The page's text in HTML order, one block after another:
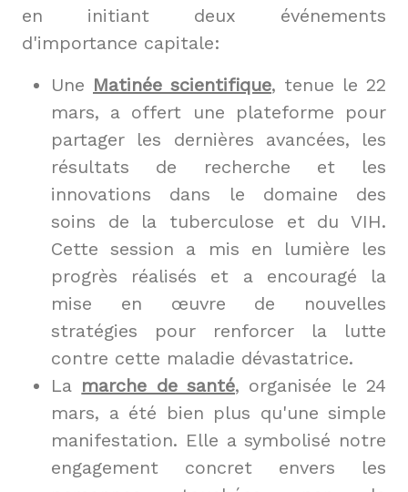
en initiant deux événements
d'importance capitale:
Une Matinée scientifique, tenue le 22
mars, a offert une plateforme pour
partager les dernières avancées, les
résultats de recherche et les
innovations dans le domaine des
soins de la tuberculose et du VIH.
Cette session a mis en lumière les
progrès réalisés et a encouragé la
mise en œuvre de nouvelles
stratégies pour renforcer la lutte
contre cette maladie dévastatrice.
La marche de santé, organisée le 24
mars, a été bien plus qu'une simple
manifestation. Elle a symbolisé notre
engagement concret envers les